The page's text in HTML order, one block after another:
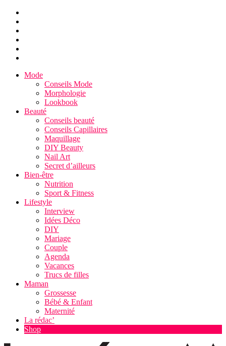
Mode
Conseils Mode
Morphologie
Lookbook
Beauté
Conseils beauté
Conseils Capillaires
Maquillage
DIY Beauty
Nail Art
Secret d’ailleurs
Bien-être
Nutrition
Sport & Fitness
Lifestyle
Interview
Idées Déco
DIY
Mariage
Couple
Agenda
Vacances
Trucs de filles
Maman
Grossesse
Bébé & Enfant
Maternité
La rédac’
Shop